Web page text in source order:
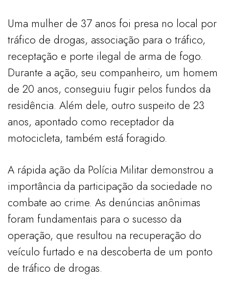
Uma mulher de 37 anos foi presa no local por
tráfico de drogas, associação para o tráfico,
receptação e porte ilegal de arma de fogo.
Durante a ação, seu companheiro, um homem
de 20 anos, conseguiu fugir pelos fundos da
residência. Além dele, outro suspeito de 23
anos, apontado como receptador da
motocicleta, também está foragido.
A rápida ação da Polícia Militar demonstrou a
importância da participação da sociedade no
combate ao crime. As denúncias anônimas
foram fundamentais para o sucesso da
operação, que resultou na recuperação do
veículo furtado e na descoberta de um ponto
de tráfico de drogas.